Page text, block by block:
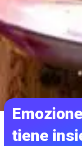
tiene